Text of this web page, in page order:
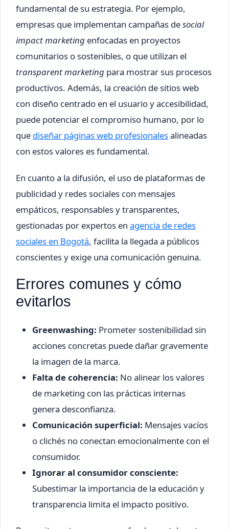
fundamental de su estrategia. Por ejemplo,
empresas que implementan campañas desocial
impact marketing enfocadas en proyectos
comunitarios o sostenibles, o que utilizan el
transparent marketing para mostrar sus procesos
productivos. Además, la creación de sitios web
con diseño centrado en el usuario y accesibilidad,
puede potenciar el compromiso humano, por lo
que diseñar páginas web profesionalesalineadas
con estos valores es fundamental.
En cuanto a la difusión, el uso de plataformas de
publicidad y redes sociales con mensajes
empáticos, responsables y transparentes,
gestionadas por expertos en agencia de redes
sociales en Bogotá, facilita la llegada a públicos
conscientes y exige una comunicación genuina.
Errores comunes y cómo
evitarlos
Greenwashing: Prometer sostenibilidad sin
acciones concretas puede dañar gravemente
la imagen de la marca.
Falta de coherencia: No alinear los valores
de marketing con las prácticas internas
genera desconfianza.
Comunicación superficial: Mensajes vacíos
o clichés no conectan emocionalmente con el
consumidor.
Ignorar al consumidor consciente:
Subestimar la importancia de la educación y
transparencia limita el impacto positivo.